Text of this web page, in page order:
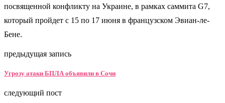
посвященной конфликту на Украине, в рамках саммита G7,
который пройдет с 15 по 17 июня в французском Эвиан-ле-
Бене.
предыдущая запись
Угрозу атаки БПЛА объявили в Сочи
следующий пост